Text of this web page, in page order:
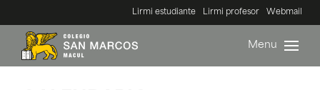
Lirmi estudiante Lirmi profesor Webmail
Menu